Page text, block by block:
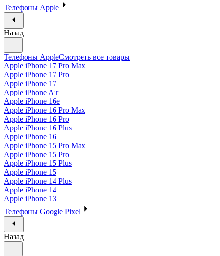
Телефоны Apple
Назад
Телефоны AppleСмотреть все товары
Apple iPhone 17 Pro Max
Apple iPhone 17 Pro
Apple iPhone 17
Apple iPhone Air
Apple iPhone 16e
Apple iPhone 16 Pro Max
Apple iPhone 16 Pro
Apple iPhone 16 Plus
Apple iPhone 16
Apple iPhone 15 Pro Max
Apple iPhone 15 Pro
Apple iPhone 15 Plus
Apple iPhone 15
Apple iPhone 14 Plus
Apple iPhone 14
Apple iPhone 13
Телефоны Google Pixel
Назад